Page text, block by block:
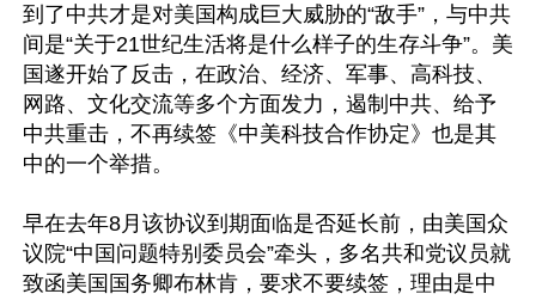
到了中共才是对美国构成巨大威胁的“敌手”，与中共
间是“关于21世纪生活将是什么样子的生存斗争”。美
国遂开始了反击，在政治、经济、军事、高科技、
网路、文化交流等多个方面发力，遏制中共、给予
中共重击，不再续签《中美科技合作协定》也是其
中的一个举措。
早在去年8月该协议到期面临是否延长前，由美国众
议院“中国问题特别委员会”牵头，多名共和党议员就
致函美国国务卿布林肯，要求不要续签，理由是中